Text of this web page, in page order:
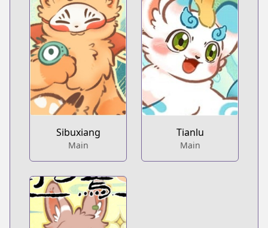
Sibuxiang
Main
Tianlu
Main